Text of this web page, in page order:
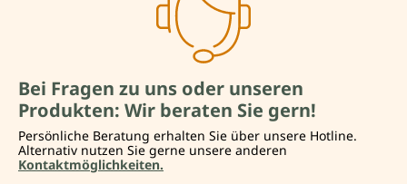
Bei Fragen zu uns oder unseren
Produkten: Wir beraten Sie gern!
Persönliche Beratung erhalten Sie über unsere Hotline.
Alternativ nutzen Sie gerne unsere anderen
Kontaktmöglichkeiten.